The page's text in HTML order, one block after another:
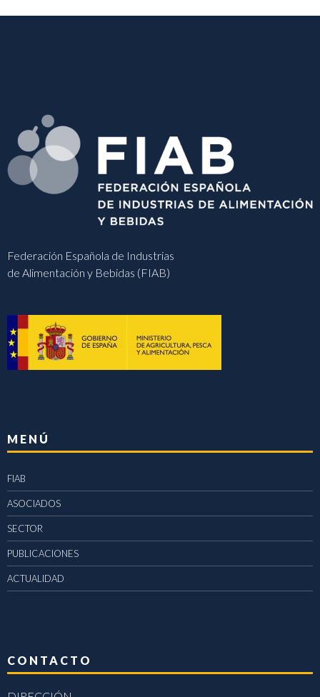
Federación Española de Industrias
de Alimentación y Bebidas (FIAB)
MENÚ
FIAB
ASOCIADOS
SECTOR
PUBLICACIONES
ACTUALIDAD
CONTACTO